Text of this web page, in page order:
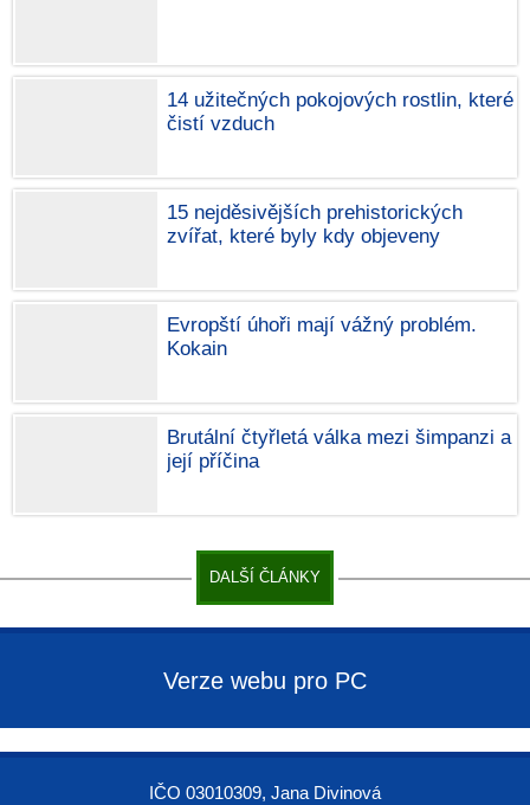
14 užitečných pokojových rostlin, které
čistí vzduch
15 nejděsivějších prehistorických
zvířat, které byly kdy objeveny
Evropští úhoři mají vážný problém.
Kokain
Brutální čtyřletá válka mezi šimpanzi a
její příčina
DALŠÍ ČLÁNKY
Verze webu pro PC
IČO 03010309, Jana Divinová